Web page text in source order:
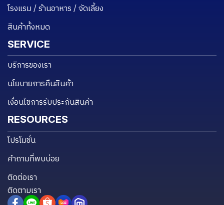
โรงแรม / ร้านอาหาร / จัดเลี้ยง
สินค้าทั้งหมด
SERVICE
บริการของเรา
นโยบายการคืนสินค้า
เงื่อนไขการรับประกันสินค้า
RESOURCES
โปรโมชั่น
คำถามที่พบบ่อย
ติดต่อเรา
ติดตามเรา